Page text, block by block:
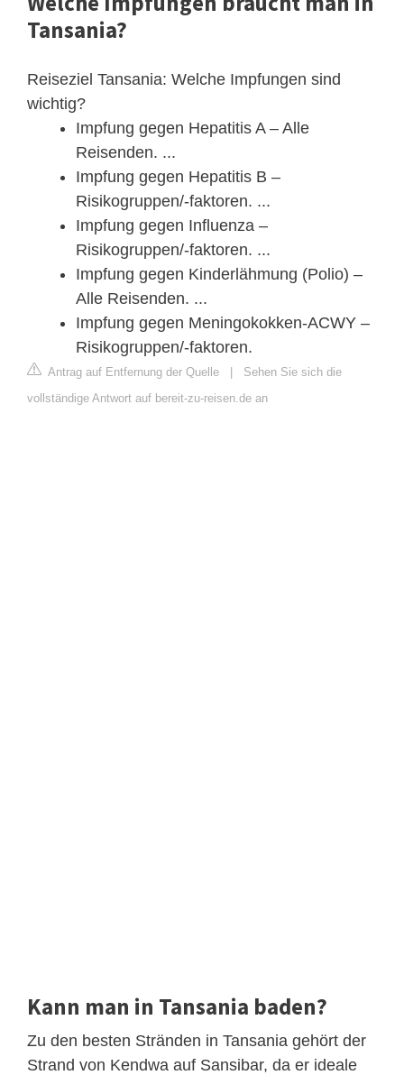
Tansania?
Reiseziel Tansania: Welche Impfungen sind
wichtig?
Impfung gegen Hepatitis A – Alle
Reisenden. ...
Impfung gegen Hepatitis B –
Risikogruppen/-faktoren. ...
Impfung gegen Influenza –
Risikogruppen/-faktoren. ...
Impfung gegen Kinderlähmung (Polio) –
Alle Reisenden. ...
Impfung gegen Meningokokken-ACWY –
Risikogruppen/-faktoren.
Antrag auf Entfernung der Quelle | Sehen Sie sich die
vollständige Antwort auf bereit-zu-reisen.de an
Kann man in Tansania baden?
Zu den besten Stränden in Tansania gehört der
Strand von Kendwa auf Sansibar, da er ideale